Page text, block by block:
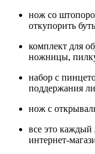
нож со
откупорить
комплект для
ножницы,
набор с
поддержания
нож с
все это
интернет-